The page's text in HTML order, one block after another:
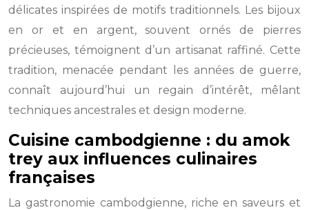
délicates inspirées de motifs traditionnels. Les bijoux
en or et en argent, souvent ornés de pierres
précieuses, témoignent d’un artisanat raffiné. Cette
tradition, menacée pendant les années de guerre,
connaît aujourd’hui un regain d’intérêt, mêlant
techniques ancestrales et design moderne.
Cuisine cambodgienne : du amok
trey aux influences culinaires
françaises
La gastronomie cambodgienne, riche en saveurs et